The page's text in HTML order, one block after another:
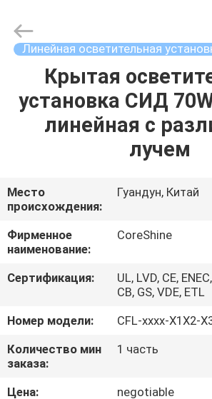
ДОМ
ПРОДУКТЫ
НАС
ПУТЕШЕСТВИЕ
ФАБРИКИ
КАЧЕСТВА
поставщик.
Copyright
2021
Rights
Линейная осветительная
Крытая
установка СИД
линейная с
лучем
Место
происхождения:
Гуандун, Китай
Фирменное
наименование:
CoreShine
Сертификация:
UL, LVD, CE,
CB, GS, VDE, ETL
Номер модели:
CFL-xxxx-X1X2-
Количество мин
заказа:
1 часть
Цена:
negotiable